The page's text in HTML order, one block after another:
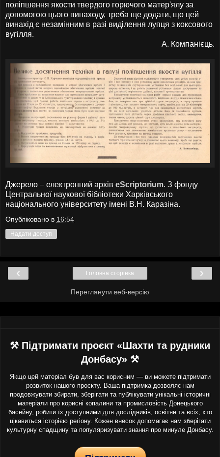
поліпшення якости твердого горючого матер'ялу за
допомогою цього винаходу, треба ще додати, що цей
винахід є незамінним в разі виділення лупця з коксового
вугілля.
А. Компанієць.
Джерело – електронний архів eScriptorium. З фонду
Центральної наукової бібліотеки Харківського
національного університету імені В.Н. Каразіна.
Опубліковано в 16:54
Надати доступ
‹ ›
Головна сторінка
Переглянути веб-версію
⚒ Підтримати проєкт «Шахти та рудники
Донбасу» ⚒
Якщо цей матеріал був для вас корисним — ви можете підтримати
розвиток нашого проєкту. Ваша підтримка дозволяє нам
продовжувати збирати, зберігати та публікувати унікальні історичні
матеріали про корисні копалини та промисловість Донецького
басейну, робити їх доступними для дослідників, освітян та всіх, хто
цікавиться історією регіону. Кожен внесок допомагає нам зберігати
культурну спадщину та популяризувати знання про минуле Донбасу.